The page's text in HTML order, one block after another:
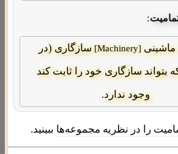
:
ماشینی[Machinery] سازگاری(در
سازگاری خود را ثابت کند
وجود ندارد.
را در نظریه مجموعه‌ها ببینید.